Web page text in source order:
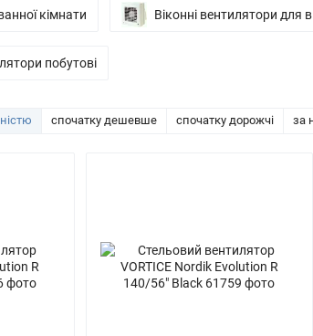
кімнати Віконні вентилятори для
побутові
спочатку дешевше спочатку дорожчі за